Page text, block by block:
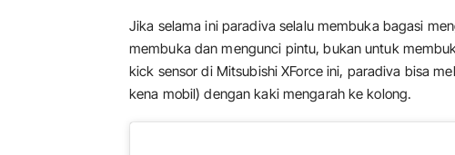
Jika selama ini paradiva selalu membuka bagasi
membuka dan mengunci pintu, bukan untuk
kick sensor di Mitsubishi XForce ini, paradiva bisa
kena mobil) dengan kaki mengarah ke kolong.